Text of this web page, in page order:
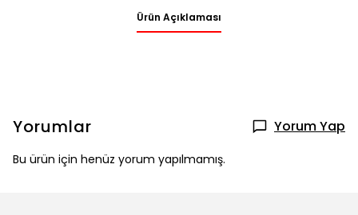
Ürün Açıklaması
Yorumlar Yorum Yap
Bu ürün için henüz yorum yapılmamış.